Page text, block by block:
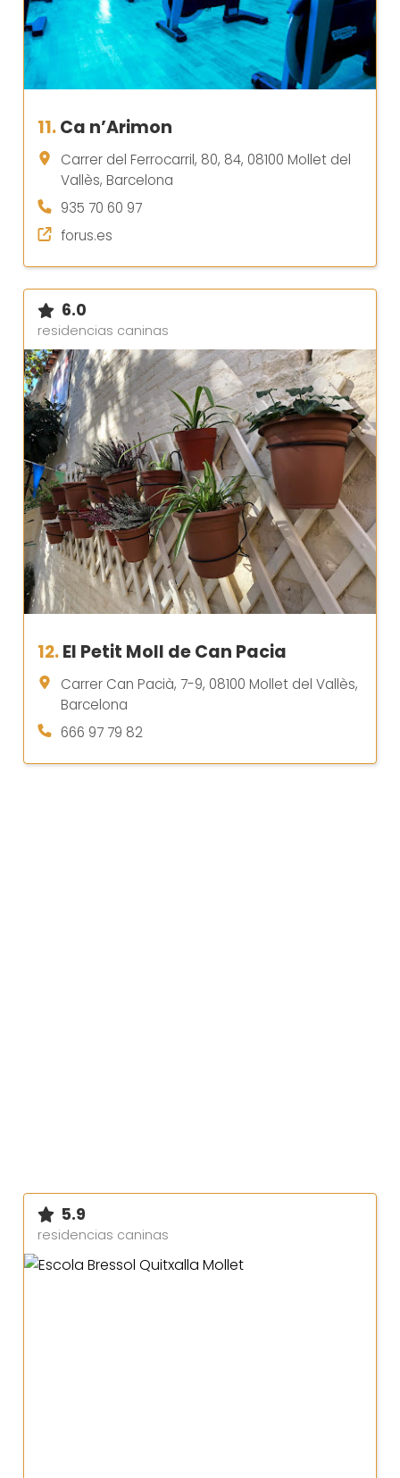
11.Ca n’Arimon
Carrer del Ferrocarril, 80, 84, 08100 Mollet del
Vallès, Barcelona
935 70 60 97
forus.es
6.0
residencias caninas
12.El Petit Moll de Can Pacia
Carrer Can Pacià, 7-9, 08100 Mollet del Vallès,
Barcelona
666 97 79 82
5.9
residencias caninas